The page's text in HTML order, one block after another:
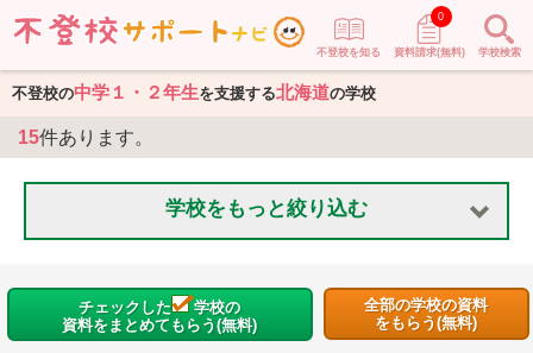
不登校を知る 資料請求(無料)
0
学校検索
不登校の中学１・２年生を支援する北海道の学校
15件あります。
学校をもっと絞り込む
チェックした
学校の
資料をまとめてもらう(無料)
全部の学校の資料
をもらう(無料)